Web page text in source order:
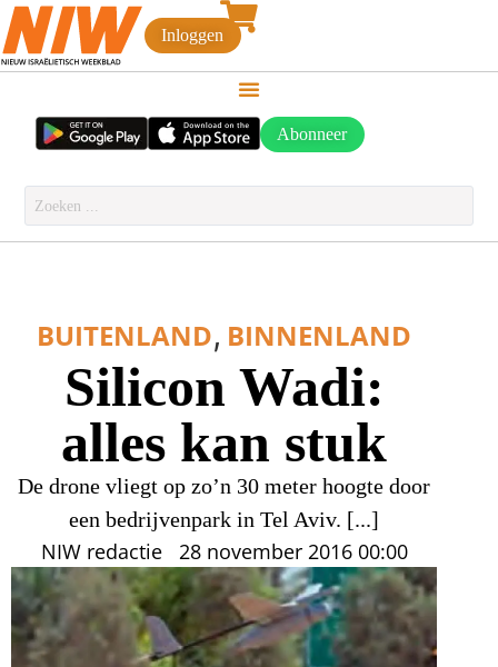
Inloggen
Abonneer
BUITENLAND, BINNENLAND
Silicon Wadi:
alles kan stuk
De drone vliegt op zo’n 30 meter hoogte door
een bedrijvenpark in Tel Aviv. [...]
NIW redactie 28 november 2016 00:00